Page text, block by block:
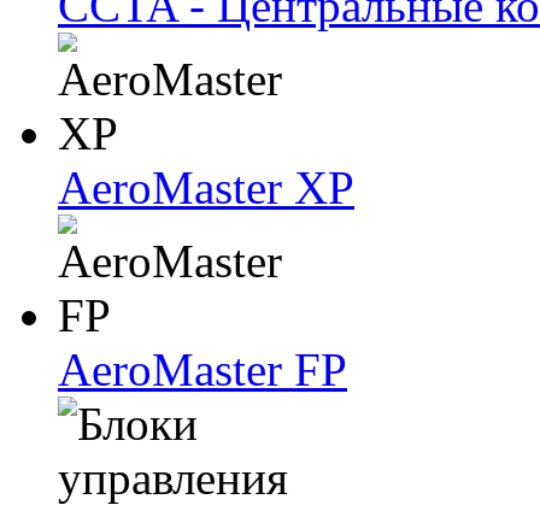
AeroMaster XP
AeroMaster FP